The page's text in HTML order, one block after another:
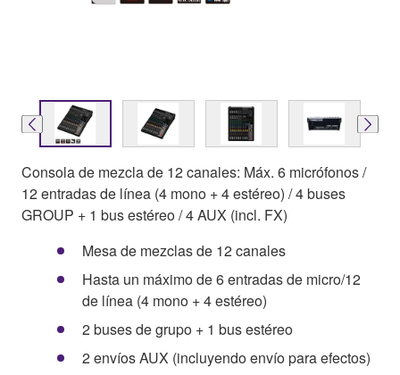
Consola de mezcla de 12 canales: Máx. 6 micrófonos /
12 entradas de línea (4 mono + 4 estéreo) / 4 buses
GROUP + 1 bus estéreo / 4 AUX (incl. FX)
Mesa de mezclas de 12 canales
Hasta un máximo de 6 entradas de micro/12
de línea (4 mono + 4 estéreo)
2 buses de grupo + 1 bus estéreo
2 envíos AUX (incluyendo envío para efectos)